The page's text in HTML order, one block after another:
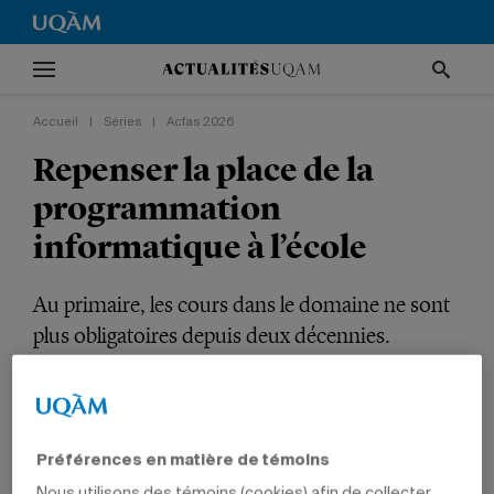
Accueil Séries Acfas 2026
Repenser la place de la
programmation
informatique à l’école
Au primaire, les cours dans le domaine ne sont
plus obligatoires depuis deux décennies.
Série
Acfas 2026
Préférences en matière de témoins